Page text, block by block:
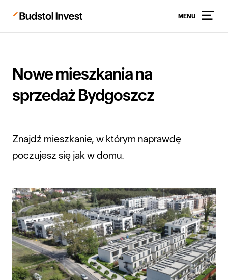
MENU
Nowe mieszkania na
sprzedaż Bydgoszcz
Znajdź mieszkanie, w którym naprawdę
poczujesz się jak w domu.